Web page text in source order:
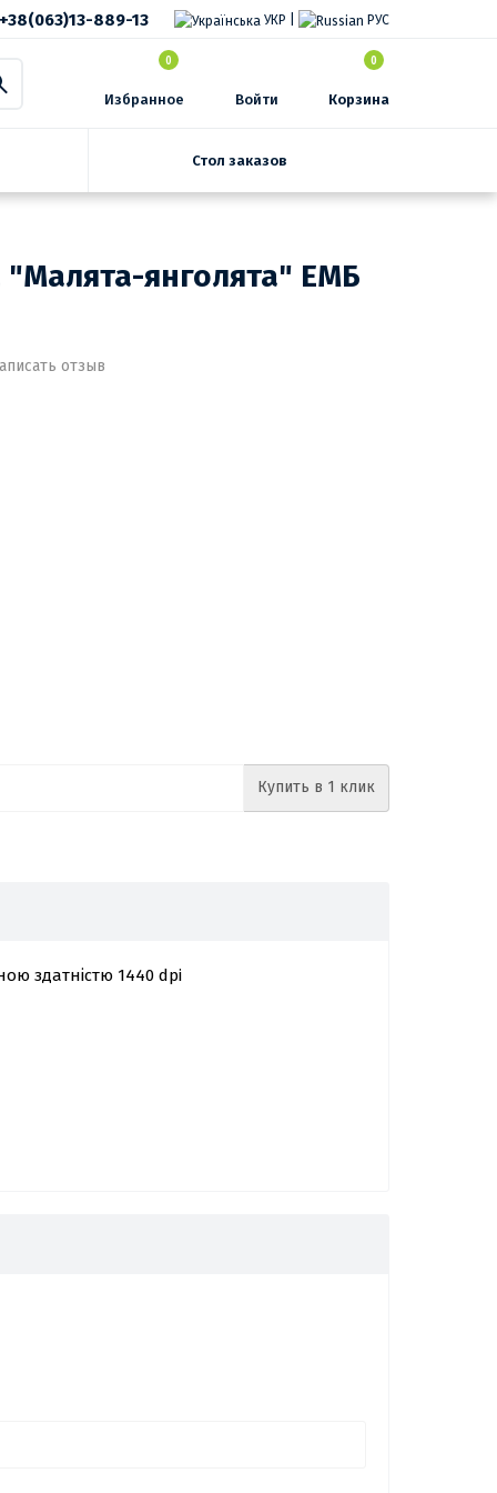
+38(063)13-889-13 УКР РУС
0
Избранное Войти
0
Корзина
Стол заказов
янголята" ЕМБ
отзыв
Купить в 1 клик
здатністю 1440 dpi